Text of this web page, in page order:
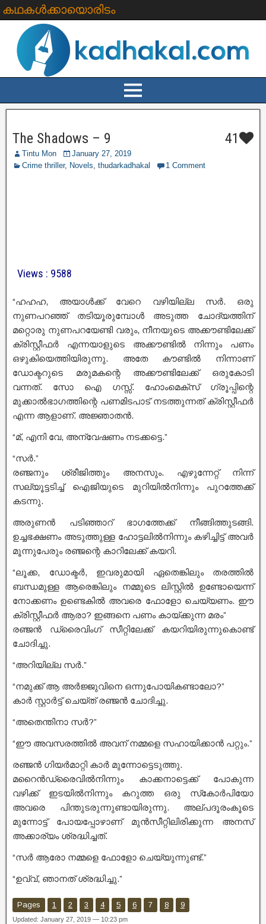
കഥകൾക്കായൊരിടം
The Shadows – 9 41
Tintu Mon
January 27, 2019
Crime thriller, Novels, thudarkadhakal 1 Comment
Views : 9588
“ഹഹഹ, അയാൾക്ക് വേറെ വഴിയില്ല സർ. ഒരു
നുണപറഞ്ഞ് തടിയൂരുമ്പോൾ അടുത്ത ചോദ്യത്തിന്
മറ്റൊരു നുണപറയേണ്ടി വരും, നീനയുടെ അക്കൗണ്ടിലേക്ക്
ക്രിസ്റ്റീഫർ എന്നയാളുടെ അക്കൗണ്ടിൽ നിന്നും പണം
ഒഴുകിയെത്തിയിരുന്നു. അതേ കൗണ്ടിൽ നിന്നാണ്
ഡോക്ടറുടെ മരുമകന്റെ അക്കൗണ്ടിലേക്ക് ഒരുകോടി
വന്നത്. സോ ഐ ഗസ്സ്. ഹോംമെക്സ് ഗ്രൂപ്പിന്റെ
മുക്കാൽഭാഗത്തിന്റെ പണമിടപാട് നടത്തുന്നത് ക്രിസ്റ്റീഫർ
എന്ന ആളാണ്. അജ്ഞാതൻ.
“മ്, എനി വേ, അന്വേഷണം നടക്കട്ടെ.”
“സർ.”
രഞ്ജനും ശ്രീജിത്തും അനസും. എഴുന്നേറ്റ് നിന്ന്
സല്യൂട്ടടിച്ച് ഐജിയുടെ മുറിയിൽനിന്നും പുറത്തേക്ക്
കടന്നു.
അരുണൻ പടിഞ്ഞാറ് ഭാഗത്തേക്ക് നീങ്ങിത്തുടങ്ങി.
ഉച്ചഭക്ഷണം അടുത്തുള്ള ഹോട്ടലിൽനിന്നും കഴിച്ചിട്ട് അവർ
മൂന്നുപേരും രഞ്ജന്റെ കാറിലേക്ക് കയറി.
“ലൂക്ക, ഡോക്ടർ, ഇവരുമായി ഏതെങ്കിലും തരത്തിൽ
ബന്ധമുള്ള ആരെങ്കിലും നമ്മുടെ ലിസ്റ്റിൽ ഉണ്ടോയെന്ന്
നോക്കണം ഉണ്ടെകിൽ അവരെ ഫോളോ ചെയ്യണം. ഈ
ക്രിസ്റ്റീഫർ ആരാ? ഇങ്ങനെ പണം കായ്ക്കുന്ന മരം”
രഞ്ജൻ ഡ്രൈവിംഗ് സീറ്റിലേക്ക് കയറിയിരുന്നുകൊണ്ട്
ചോദിച്ചു.
“അറിയില്ല സർ.”
“നമുക്ക് ആ അർജ്ജുവിനെ ഒന്നുപോയികണ്ടാലോ?”
കാർ സ്റ്റാർട്ട് ചെയ്ത് രഞ്ജൻ ചോദിച്ചു.
“അതെന്തിനാ സർ?”
“ഈ അവസരത്തിൽ അവന് നമ്മളെ സഹായിക്കാൻ പറ്റും.”
രഞ്ജൻ ഗിയർമാറ്റി കാർ മുന്നോട്ടെടുത്തു.
മറൈൻഡ്രൈവിൽനിന്നും കാക്കനാട്ടെക്ക് പോകുന്ന
വഴിക്ക് ഇടയിൽനിന്നും കറുത്ത ഒരു സ്‌കോർപിയോ
അവരെ പിന്തുടരുന്നുണ്ടായിരുന്നു. അല്പദൂരംകൂടെ
മുന്നോട്ട് പോയപ്പോഴാണ് മുൻസീറ്റിലിരിക്കുന്ന അനസ്
അക്കാര്യം ശ്രദ്ധിച്ചത്.
“സർ ആരോ നമ്മളെ ഫോളോ ചെയ്യുന്നുണ്ട്.”
“ഉവ്വ്, ഞാനത് ശ്രദ്ധിച്ചു.”
Pages 1 2 3 4 5 6 7 8 9
Updated: January 27, 2019 — 10:23 pm